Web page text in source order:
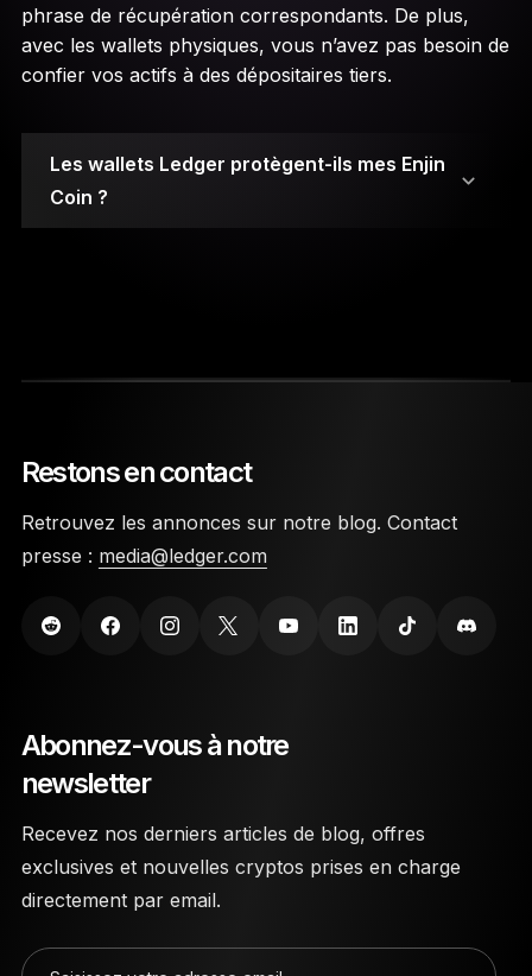
phrase de récupération correspondants. De plus,
avec les wallets physiques, vous n’avez pas besoin de
confier vos actifs à des dépositaires tiers.
Les wallets Ledger protègent-ils mes Enjin
Coin ?
une phrase de récupération secrète de 24 mots.
fabriqués avec des matériaux très durables
Restons en contact
Retrouvez les annonces sur notre blog. Contact
presse : media@ledger.com
Abonnez-vous à notre
newsletter
Recevez nos derniers articles de blog, offres
exclusives et nouvelles cryptos prises en charge
directement par email.